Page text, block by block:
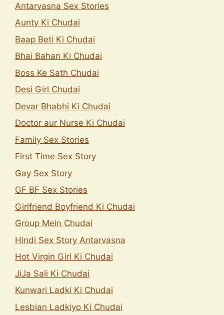
Antarvasna Sex Stories
Aunty Ki Chudai
Baap Beti Ki Chudai
Bhai Bahan Ki Chudai
Boss Ke Sath Chudai
Desi Girl Chudai
Devar Bhabhi Ki Chudai
Doctor aur Nurse Ki Chudai
Family Sex Stories
First Time Sex Story
Gay Sex Story
GF BF Sex Stories
Girlfriend Boyfriend Ki Chudai
Group Mein Chudai
Hindi Sex Story Antarvasna
Hot Virgin Girl Ki Chudai
JiJa Sali Ki Chudai
Kunwari Ladki Ki Chudai
Lesbian Ladkiyo Ki Chudai